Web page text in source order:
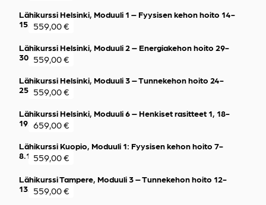
559,00€
Lähikurssi Helsinki, Moduuli 1 – Fyysisen kehon hoito 14-
15.11.2026
559,00€
Lähikurssi Helsinki, Moduuli 2 – Energiakehon hoito 29-
30.8.2026
559,00€
Lähikurssi Helsinki, Moduuli 3 – Tunnekehon hoito 24-
25.10.2026
659,00€
Lähikurssi Helsinki, Moduuli 6 – Henkiset rasitteet 1, 18-
19.9.2027
559,00€
Lähikurssi Kuopio, Moduuli 1: Fyysisen kehon hoito 7-
8.11.2026
559,00€
Lähikurssi Tampere, Moduuli 3 – Tunnekehon hoito 12-
13.9.2026